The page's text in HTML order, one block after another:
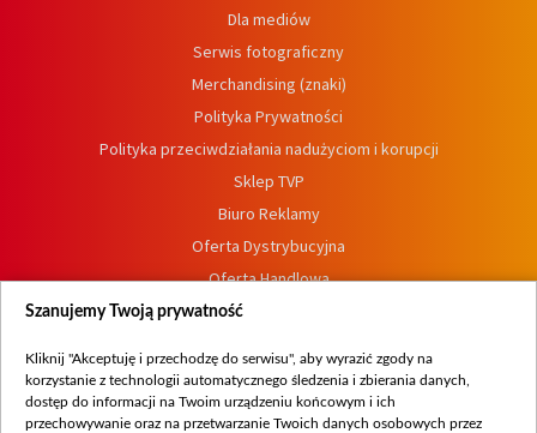
Dla mediów
Serwis fotograficzny
Merchandising (znaki)
Polityka Prywatności
Polityka przeciwdziałania nadużyciom i korupcji
Sklep TVP
Biuro Reklamy
Oferta Dystrybucyjna
Oferta Handlowa
Dostępność
Procedura zgłoszeń wewnętrznych
Szanujemy Twoją prywatność
Kliknij "Akceptuję i przechodzę do serwisu", aby wyrazić zgody na
korzystanie z technologii automatycznego śledzenia i zbierania danych,
dostęp do informacji na Twoim urządzeniu końcowym i ich
przechowywanie oraz na przetwarzanie Twoich danych osobowych przez